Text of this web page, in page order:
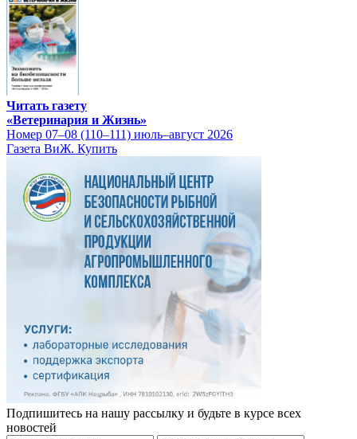
Читать газету
«Ветеринария и Жизнь»
Номер 07–08 (110–111) июль–август 2026
Газета ВиЖ. Купить
Подпишитесь на нашу рассылку и будьте в курсе всех
новостей